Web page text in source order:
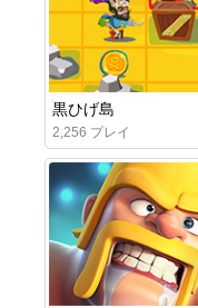
黒ひげ島
2,256 プレイ